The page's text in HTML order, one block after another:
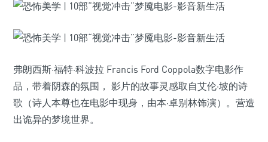
弗朗西斯·福特·科波拉 Francis Ford Coppola数字电影作
品，带着阴森的氛围， 影片的故事灵感取自艾伦·坡的诗
歌（诗人本尊也在电影中现身，由本·卓别林饰演）。营造
出诡异的梦境世界。